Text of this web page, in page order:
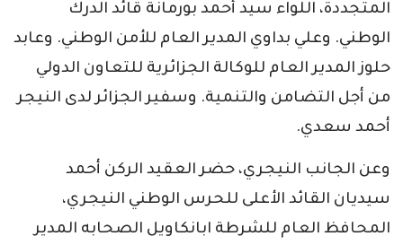
المتجددة، اللواء سيد أحمد بورمانة قائد الدرك
الوطني. وعلي بداوي المدير العام للأمن الوطني. وعابد
حلوز المدير العام للوكالة الجزائرية للتعاون الدولي
من أجل التضامن والتنمية. وسفير الجزائر لدى النيجر
أحمد سعدي.
وعن الجانب النيجري، حضر العقيد الركن أحمد
سيديان القائد الأعلى للحرس الوطني النيجري،
المحافظ العام للشرطة ابانكاويل الصحابه المدير